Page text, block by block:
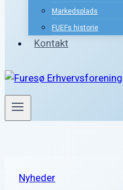
Markedsplads
FUEFs historie
Kontakt
Nyheder